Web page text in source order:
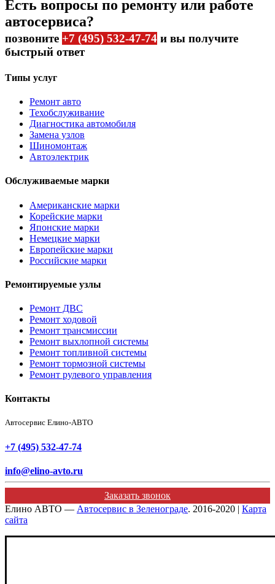
Есть вопросы по ремонту или работе
автосервиса?
позвоните +7 (495) 532-47-74 и вы получите
быстрый ответ
Типы услуг
Ремонт авто
Техобслуживание
Диагностика автомобиля
Замена узлов
Шиномонтаж
Автоэлектрик
Обслуживаемые марки
Американские марки
Корейские марки
Японские марки
Немецкие марки
Европейские марки
Российские марки
Ремонтируемые узлы
Ремонт ДВС
Ремонт ходовой
Ремонт трансмиссии
Ремонт выхлопной системы
Ремонт топливной системы
Ремонт тормозной системы
Ремонт рулевого управления
Контакты
Автосервис Елино-АВТО
+7 (495) 532-47-74
info@elino-avto.ru
Заказать звонок
Елино АВТО — Автосервис в Зеленограде. 2016-2020 | Карта
сайта